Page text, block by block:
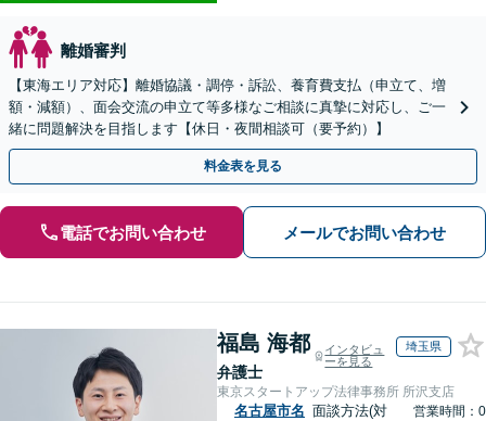
離婚審判
【東海エリア対応】離婚協議・調停・訴訟、養育費支払（申立て、増
額・減額）、面会交流の申立て等多様なご相談に真摯に対応し、ご一
緒に問題解決を目指します【休日・夜間相談可（要予約）】
料金表を見る
電話でお問い合わせ メールでお問い合わせ
福島 海都
弁護士
インタビュ
ーを見る
埼玉県
東京スタートアップ法律事務所 所沢支店
名古屋市名 面談方法(対
営業時間：0